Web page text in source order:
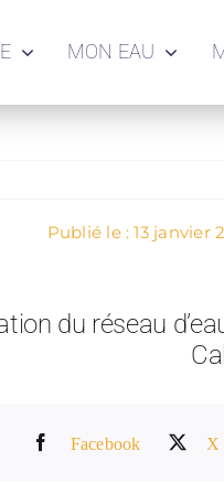
MON EAU
Publié le : 13 janvier
du réseau
Facebook X